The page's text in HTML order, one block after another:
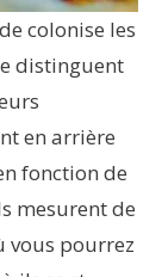
colonise les
distinguent
en arrière
fonction de
mesurent de
vous pourrez